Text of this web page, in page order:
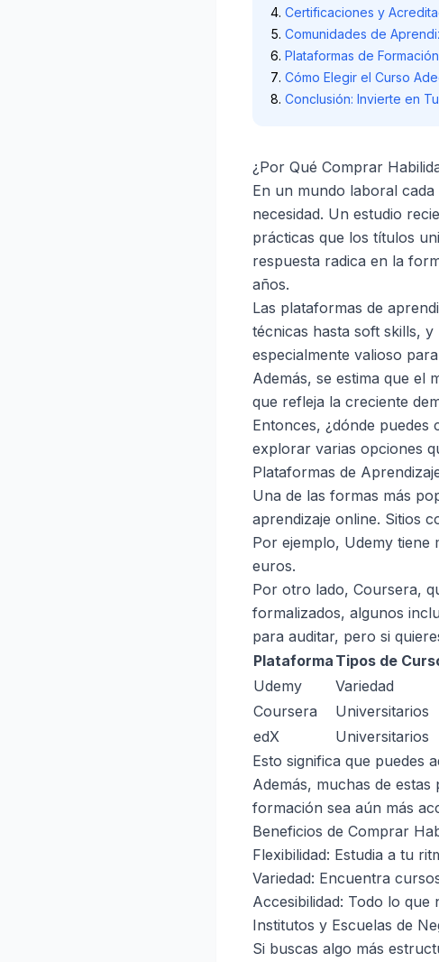
Certificaciones y
Comunidades de
Plataformas de
Cómo Elegir el Curso
Conclusión: Invierte en
¿Por Qué Comprar
En un mundo laboral
necesidad. Un estudio
prácticas que los títulos
respuesta radica en la
años.
Las plataformas de
técnicas hasta soft skills,
especialmente valioso
Además, se estima que el
que refleja la creciente
Entonces, ¿dónde puedes
explorar varias opciones
Plataformas de
Una de las formas más
aprendizaje online. Sitios
Por ejemplo, Udemy tiene
euros.
Por otro lado, Coursera,
formalizados, algunos
para auditar, pero si
Plataforma Tipos de
Udemy
Variedad
Coursera
Universitarios
edX
Universitarios
Esto significa que puedes
Además, muchas de
formación sea aún más
Beneficios de Comprar
Flexibilidad: Estudia a tu
Variedad: Encuentra
Accesibilidad: Todo lo
Institutos y Escuelas de
Si buscas algo más